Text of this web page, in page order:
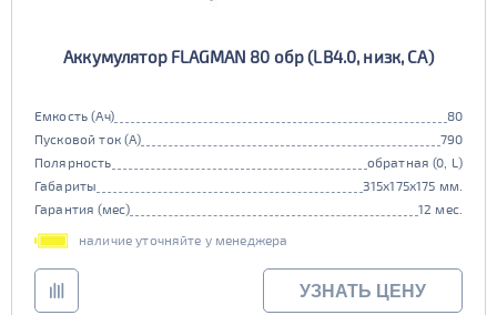
Аккумулятор FLAGMAN 80 обр (LB4.0, низк, CA)
Емкость (Ач)
80
Пусковой ток (А)
790
Полярность
обратная (0, L)
Габариты
315x175x175 мм.
Гарантия (мес)
12 мес.
наличие уточняйте у менеджера
УЗНАТЬ ЦЕНУ